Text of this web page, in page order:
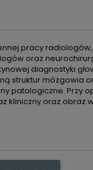
pracy
oraz
diagnostyki
struktur mózgowia
patologiczne. Przy
kliniczny oraz obraz